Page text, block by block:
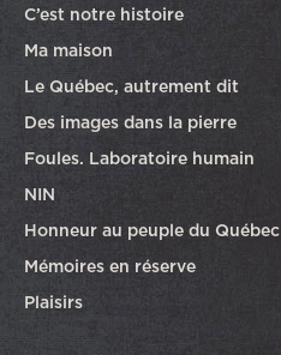
C’est notre histoire
Ma maison
Le Québec, autrement dit
Des images dans la pierre
Foules. Laboratoire humain
NIN
Honneur au peuple du Québec
Mémoires en réserve
Plaisirs